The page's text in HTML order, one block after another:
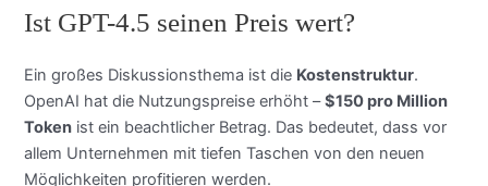
Ist GPT-4.5 seinen Preis wert?
Ein großes Diskussionsthema ist die Kostenstruktur.
OpenAI hat die Nutzungspreise erhöht –$150 pro Million
Token ist ein beachtlicher Betrag. Das bedeutet, dass vor
allem Unternehmen mit tiefen Taschen von den neuen
Möglichkeiten profitieren werden.